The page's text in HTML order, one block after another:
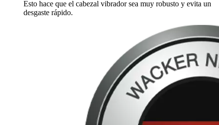
Esto hace que el cabezal vibrador sea muy robusto y evita un
desgaste rápido.